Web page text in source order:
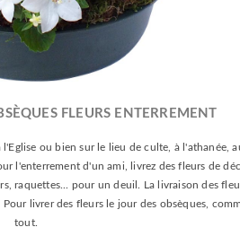
FLEURS ENTERREMENT
ou bien sur le lieu de culte, à l'athanée,
l'enterrement d'un ami, livrez des fleurs de
raquettes... pour un deuil. La livraison des
livrer des fleurs le jour des obsèques,
tout.